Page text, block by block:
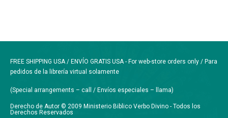
FREE SHIPPING USA / ENVÍO GRATIS USA - For web-store orders only / Para
pedidos de la librería virtual solamente
(Special arrangements – call / Envíos especiales – llama)
Derecho de Autor © 2009 Ministerio Biblico Verbo Divino - Todos los
Derechos Reservados